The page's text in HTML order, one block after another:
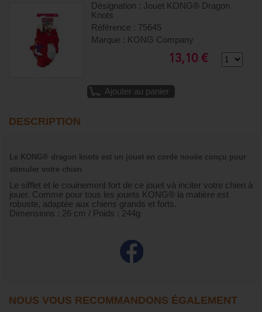
Désignation : Jouet KONG® Dragon
Knots
Référence : 75645
Marque : KONG Company
13,10 €
Ajouter au panier
DESCRIPTION
Le KONG® dragon knots est un jouet en corde nouée conçu pour
stimuler votre chien
Le sifflet et le couinement fort de ce jouet và inciter votre chien à
jouer. Comme pour tous les jouets KONG® la matière est
robuste, adaptée aux chiens grands et forts.
Dimensions : 26 cm / Poids : 244g
NOUS VOUS RECOMMANDONS ÉGALEMENT